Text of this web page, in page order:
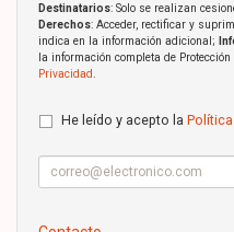
Destinatarios: Solo se realizan
Derechos: Acceder, rectificar y
indica en la información adicional;
la información completa de
Privacidad
He leído y acepto la Política